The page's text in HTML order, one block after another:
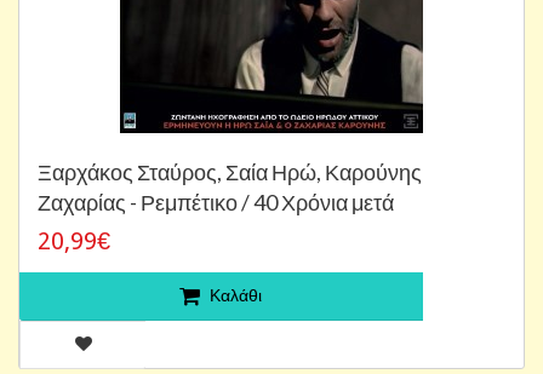
Ξαρχάκος Σταύρος, Σαία Ηρώ, Καρούνης
Ζαχαρίας - Ρεμπέτικο / 40 Χρόνια μετά
20,99€
Καλάθι